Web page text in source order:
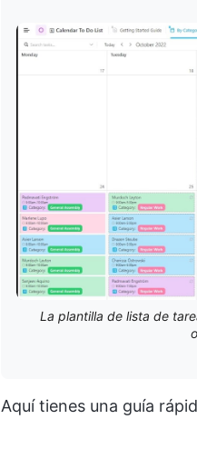
La plantilla de lista de
Aquí tienes una guía